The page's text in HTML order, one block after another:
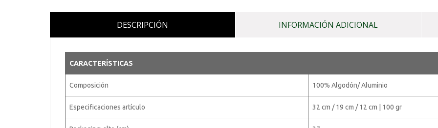
DESCRIPCIÓN INFORMACIÓN ADICIONAL
CARACTERÍSTICAS
Composición 100% Algodón/ Aluminio
Especificaciones artículo 32 cm / 19 cm / 12 cm | 100 gr